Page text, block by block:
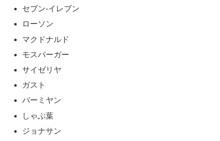
セブン‐イレブン
ローソン
マクドナルド
モスバーガー
サイゼリヤ
ガスト
バーミヤン
しゃぶ葉
ジョナサン